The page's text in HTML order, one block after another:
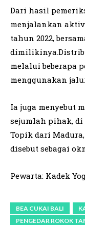
Dari hasil
menjalankan
tahun 2022,
melalui beberapa
menggunakan
Ia juga menyebut
sejumlah pihak, di
Topik dari
disebut sebagai
Pewarta: Kadek
BEA CUKAI BALI
PENGEDAR ROKOK